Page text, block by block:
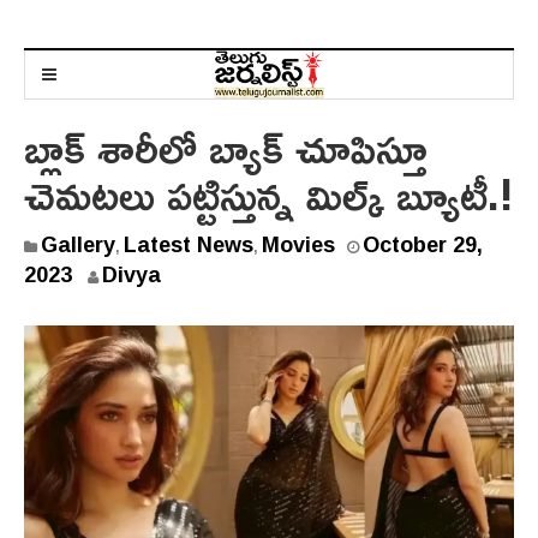
బ్లాక్ శారీలో బ్యాక్ చూపిస్తూ
చెమటలు పట్టిస్తున్న మిల్క్ బ్యూటీ.!
Gallery, Latest News, Movies October 29,
2023O
t
o
b
e
r
2
9
Divya